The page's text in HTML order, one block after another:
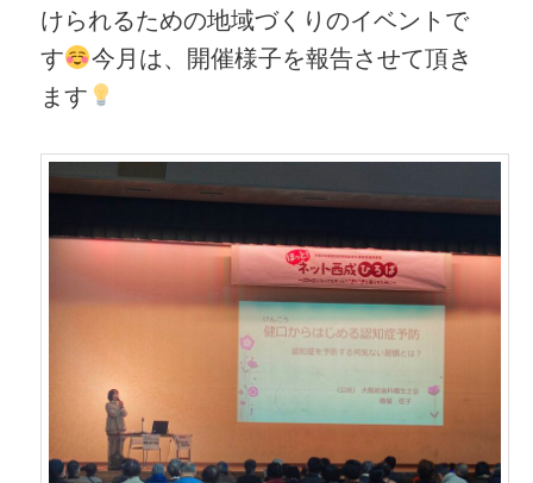
けられるための地域づくりのイベントで
す
今月は、開催様子を報告させて頂き
ます